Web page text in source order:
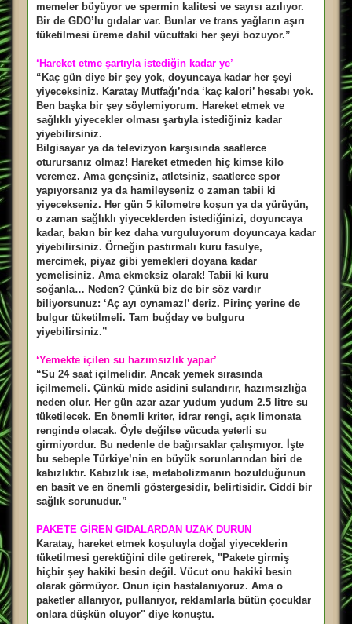
memeler büyüyor ve spermin kalitesi ve sayısı azılıyor.
Bir de GDO’lu gıdalar var. Bunlar ve trans yağların aşırı
tüketilmesi üreme dahil vücuttaki her şeyi bozuyor.”
‘Hareket etme şartıyla istediğin kadar ye’
“Kaç gün diye bir şey yok, doyuncaya kadar her şeyi
yiyeceksiniz. Karatay Mutfağı’nda ‘kaç kalori’ hesabı yok.
Ben başka bir şey söylemiyorum. Hareket etmek ve
sağlıklı yiyecekler olması şartıyla istediğiniz kadar
yiyebilirsiniz.
Bilgisayar ya da televizyon karşısında saatlerce
oturursanız olmaz! Hareket etmeden hiç kimse kilo
veremez. Ama gençsiniz, atletsiniz, saatlerce spor
yapıyorsanız ya da hamileyseniz o zaman tabii ki
yiyecekseniz. Her gün 5 kilometre koşun ya da yürüyün,
o zaman sağlıklı yiyeceklerden istediğinizi, doyuncaya
kadar, bakın bir kez daha vurguluyorum doyuncaya kadar
yiyebilirsiniz. Örneğin pastırmalı kuru fasulye,
mercimek, piyaz gibi yemekleri doyana kadar
yemelisiniz. Ama ekmeksiz olarak! Tabii ki kuru
soğanla… Neden? Çünkü biz de bir söz vardır
biliyorsunuz: ‘Aç ayı oynamaz!’ deriz. Pirinç yerine de
bulgur tüketilmeli. Tam buğday ve bulguru
yiyebilirsiniz.”
‘Yemekte içilen su hazımsızlık yapar’
“Su 24 saat içilmelidir. Ancak yemek sırasında
içilmemeli. Çünkü mide asidini sulandırır, hazımsızlığa
neden olur. Her gün azar azar yudum yudum 2.5 litre su
tüketilecek. En önemli kriter, idrar rengi, açık limonata
renginde olacak. Öyle değilse vücuda yeterli su
girmiyordur. Bu nedenle de bağırsaklar çalışmıyor. İşte
bu sebeple Türkiye’nin en büyük sorunlarından biri de
kabızlıktır. Kabızlık ise, metabolizmanın bozulduğunun
en basit ve en önemli göstergesidir, belirtisidir. Ciddi bir
sağlık sorunudur.”
PAKETE GİREN GIDALARDAN UZAK DURUN
Karatay, hareket etmek koşuluyla doğal yiyeceklerin
tüketilmesi gerektiğini dile getirerek, "Pakete girmiş
hiçbir şey hakiki besin değil. Vücut onu hakiki besin
olarak görmüyor. Onun için hastalanıyoruz. Ama o
paketler allanıyor, pullanıyor, reklamlarla bütün çocuklar
onlara düşkün oluyor" diye konuştu.